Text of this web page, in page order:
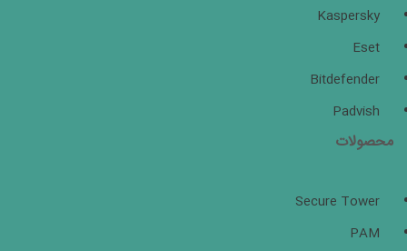
Kaspersky
Eset
Bitdefender
Padvish
محصولات
Secure Tower
PAM